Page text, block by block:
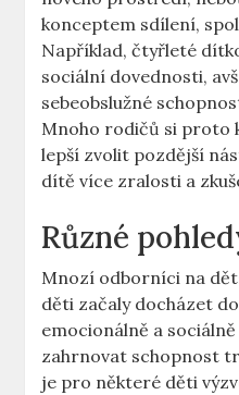
konceptem sdílení,
Například, čtyřleté
sociální dovednosti,
sebeobslužné
Mnoho rodičů si proto
lepší zvolit pozdější
dítě více zralosti a
Různé
Mnozí odborníci na
děti začaly docházet
emocionálně a
zahrnovat schopnost
je pro některé děti